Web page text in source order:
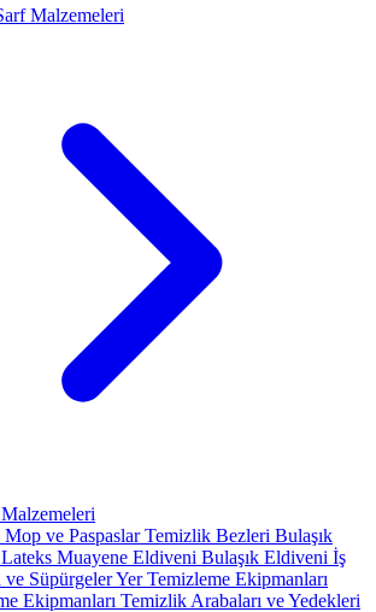
Malzemeleri
Mop ve PaspaslarTemizlik Bezleri Bulaşık
Lateks Muayene Eldiveni Bulaşık Eldiveni İş
ve SüpürgelerYer Temizleme Ekipmanları
Ekipmanları Temizlik Arabaları ve Yedekleri